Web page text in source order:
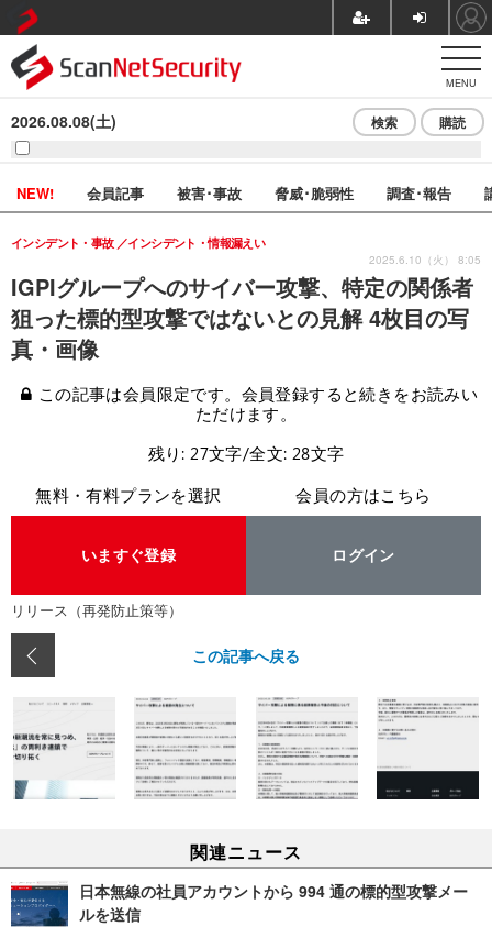
MENU
2026.08.08(土) 検索 購読
NEW! 会員記事 被害･事故 脅威･脆弱性 調査･報告
IGPIグループへのサイバー攻撃、特定の関係者
狙った標的型攻撃ではないとの見解 4枚目の写
真・画像
インシデント・事故 インシデント・情報漏えい
2025.6.10（火） 8:05
この記事は会員限定です。会員登録すると続きをお読みい
ただけます。
残り: 27文字/全文: 28文字
無料・有料プランを選択
いますぐ登録
会員の方はこちら
ログイン
リリース（再発防止策等）
この記事へ戻る
関連ニュース
日本無線の社員アカウントから 994 通の標的型攻撃メー
ルを送信